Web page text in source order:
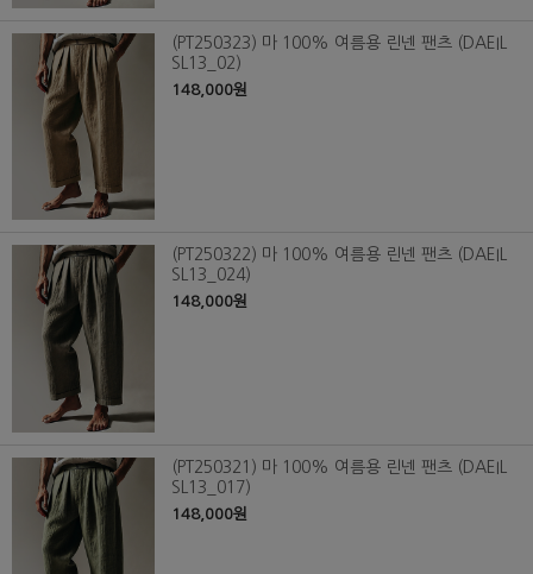
(PT250323) 마 100% 여름용 린넨 팬츠 (DAEIL
SL13_02)
148,000원
(PT250322) 마 100% 여름용 린넨 팬츠 (DAEIL
SL13_024)
148,000원
(PT250321) 마 100% 여름용 린넨 팬츠 (DAEIL
SL13_017)
148,000원